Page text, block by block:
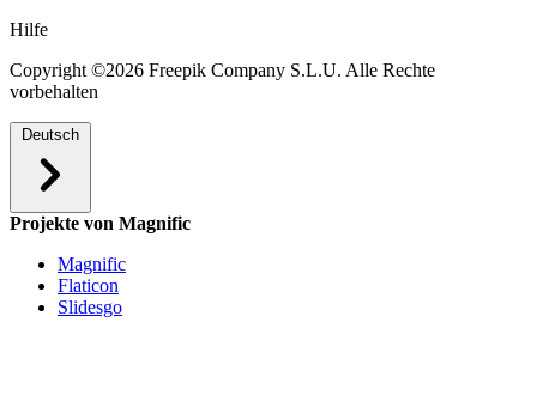
Hilfe
Copyright ©2026 Freepik Company S.L.U. Alle Rechte
vorbehalten
Deutsch
Projekte von Magnific
Magnific
Flaticon
Slidesgo